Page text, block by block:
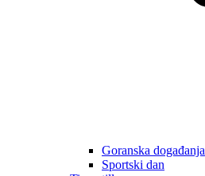
Goranska događanja
Sportski dan